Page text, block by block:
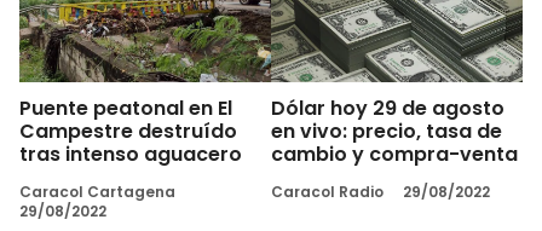
Puente peatonal en El
Campestre destruído
tras intenso aguacero
Caracol Cartagena
29/08/2022
Dólar hoy 29 de agosto
en vivo: precio, tasa de
cambio y compra-venta
Caracol Radio 29/08/2022